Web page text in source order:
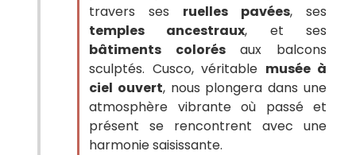
travers ses ruelles pavées, ses
temples ancestraux, et ses
bâtiments colorésaux balcons
sculptés. Cusco, véritable musée à
ciel ouvert, nous plongera dans une
atmosphère vibrante où passé et
présent se rencontrent avec une
harmonie saisissante.